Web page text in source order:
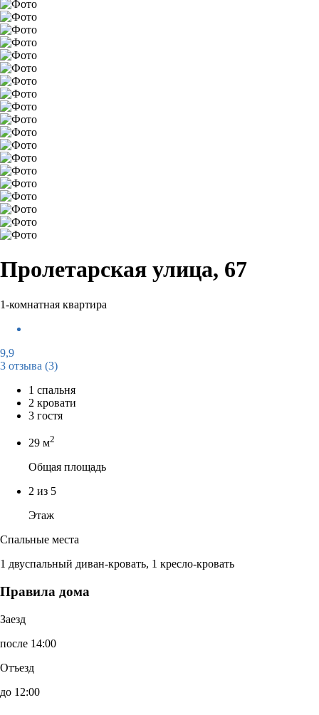
Пролетарская улица, 67
1-комнатная квартира
9,9
3 отзыва (3)
1 спальня
2 кровати
3 гостя
29 м2
Общая площадь
2 из 5
Этаж
Спальные места
1 двуспальный диван-кровать, 1 кресло-кровать
Правила дома
Заезд
после 14:00
Отъезд
до 12:00